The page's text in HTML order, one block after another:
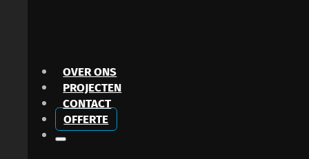
OVER ONS
PROJECTEN
CONTACT
OFFERTE